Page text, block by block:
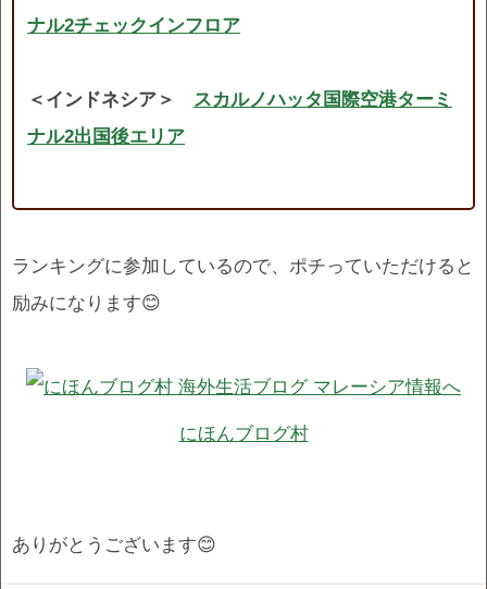
ナル2チェックインフロア
＜インドネシア＞ スカルノハッタ国際空港ターミ
ナル2出国後エリア
ランキングに参加しているので、ポチっていただけると
励みになります😊
にほんブログ村
ありがとうございます😊